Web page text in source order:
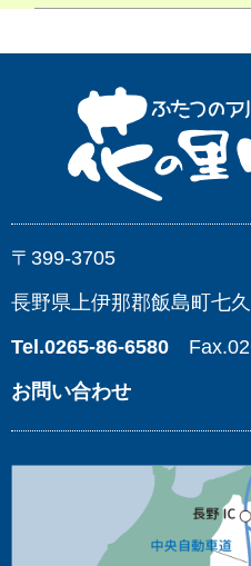
〒399-3705
長野県上伊那郡飯島町七
Tel.0265-86-6580
お問い合わせ